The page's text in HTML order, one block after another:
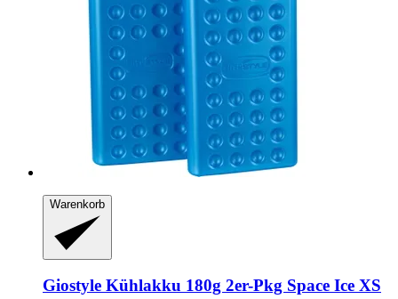
Warenkorb
Giostyle Kühlakku 180g 2er-​Pkg Space Ice XS